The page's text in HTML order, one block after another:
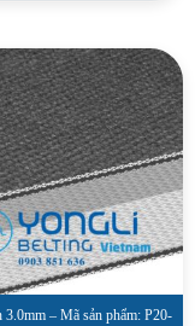
– Mã sản phẩm: P20-